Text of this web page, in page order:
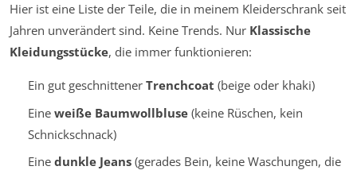
Hier ist eine Liste der Teile, die in meinem Kleiderschrank seit
Jahren unverändert sind. Keine Trends. Nur Klassische
Kleidungsstücke, die immer funktionieren:
Ein gut geschnittener Trenchcoat (beige oder khaki)
Eine weiße Baumwollbluse(keine Rüschen, kein
Schnickschnack)
Eine dunkle Jeans(gerades Bein, keine Waschungen, die